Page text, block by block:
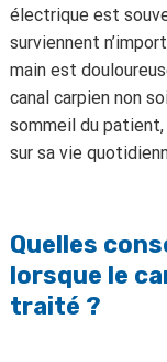
électrique est
surviennent
main est
canal carpien non
sommeil du
sur sa vie
Quelles
lorsque le
traité ?